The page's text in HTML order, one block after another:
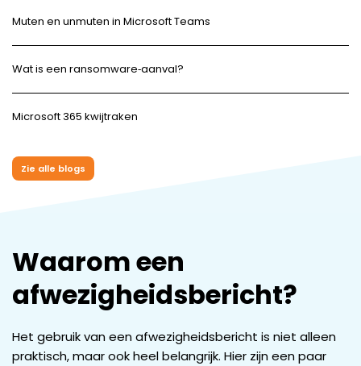
Muten en unmuten in Microsoft Teams
Wat is een ransomware‑aanval?
Microsoft 365 kwijtraken
Zie alle blogs
Waarom een
afwezigheidsbericht?
Het gebruik van een afwezigheidsbericht is niet alleen
praktisch, maar ook heel belangrijk. Hier zijn een paar